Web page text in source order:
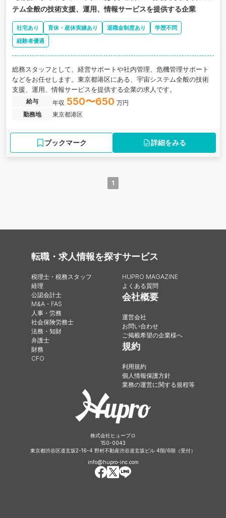
テム全般の技術支援、運用、情報サービスを提供する企業
社宅あり 育休・産休実績あり 退職金制度あり
学歴不問
経験者優遇
総務スタッフとして、経営サポートや社内管理、危機管理サポート
などをお任せします。東京都港区にある、宇宙システム全般の技術
支援、運用、情報サービスを提供する企業の求人です。
給与 年収 550〜650 万円
勤務地
東京都港区
ブックマーク 詳細をみる
1
転職・求人情報を探す
税理士・税務スタッフ
経理
公認会計士
M&A・FAS
人事・労務
社会保険労務士
法務・知財
弁護士
財務
CFO
サービス
HUPRO MAGAZINE
よくある質問
会社概要
運営会社
お問い合わせ
ご掲載希望の企業様へ
規約
利用規約
個人情報保護方針
業務の運営に関する規程等
株式会社ヒュープロ
150-0043
東京都渋谷区道玄坂2-16-4 野村不動産渋谷道玄坂ビル 4階/6階（受付）
info@hupro-inc.com